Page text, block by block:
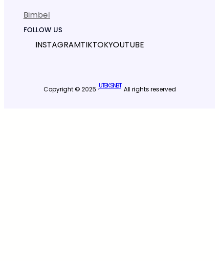
Bimbel
FOLLOW US
INSTAGRAMTIKTOKYOUTUBE
Copyright © 2025 ·UTBK SNBT· All rights reserved